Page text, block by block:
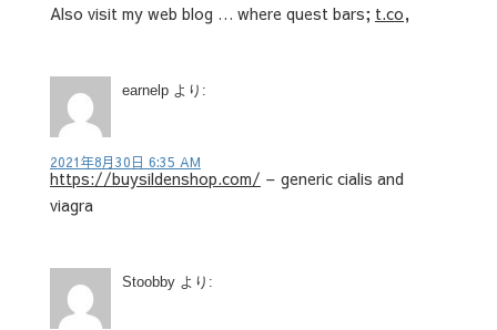
Also visit my web blog … where quest bars; t.co,
earnelp より:
2021年8月30日 6:35 AM
https://buysildenshop.com/ – generic cialis and
viagra
Stoobby より: